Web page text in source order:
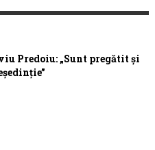
Predoiu: „Sunt pregătit și